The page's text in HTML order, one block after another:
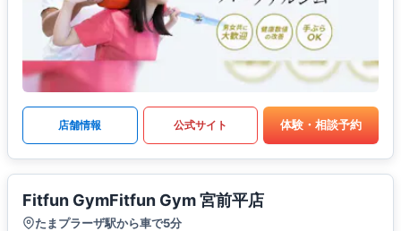
店舗情報 公式サイト 体験・相談予約
Fitfun GymFitfun Gym 宮前平店
たまプラーザ駅から車で5分